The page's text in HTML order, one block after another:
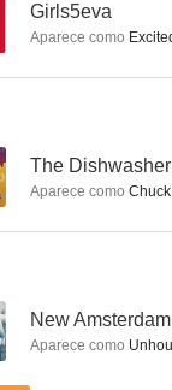
Girls5eva
Aparece como
The Dishwasher
Aparece como Chuck
New Amsterdam
Aparece como